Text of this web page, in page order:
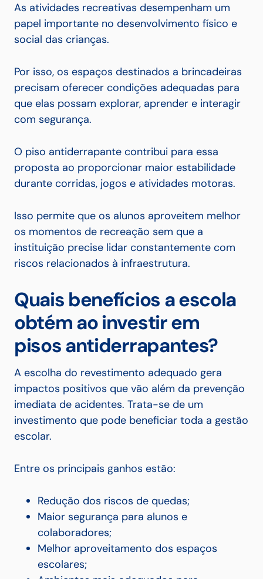
As atividades recreativas desempenham um
papel importante no desenvolvimento físico e
social das crianças.
Por isso, os espaços destinados a brincadeiras
precisam oferecer condições adequadas para
que elas possam explorar, aprender e interagir
com segurança.
O piso antiderrapante contribui para essa
proposta ao proporcionar maior estabilidade
durante corridas, jogos e atividades motoras.
Isso permite que os alunos aproveitem melhor
os momentos de recreação sem que a
instituição precise lidar constantemente com
riscos relacionados à infraestrutura.
Quais benefícios a escola
obtém ao investir em
pisos antiderrapantes?
A escolha do revestimento adequado gera
impactos positivos que vão além da prevenção
imediata de acidentes. Trata-se de um
investimento que pode beneficiar toda a gestão
escolar.
Entre os principais ganhos estão:
Redução dos riscos de quedas;
Maior segurança para alunos e
colaboradores;
Melhor aproveitamento dos espaços
escolares;